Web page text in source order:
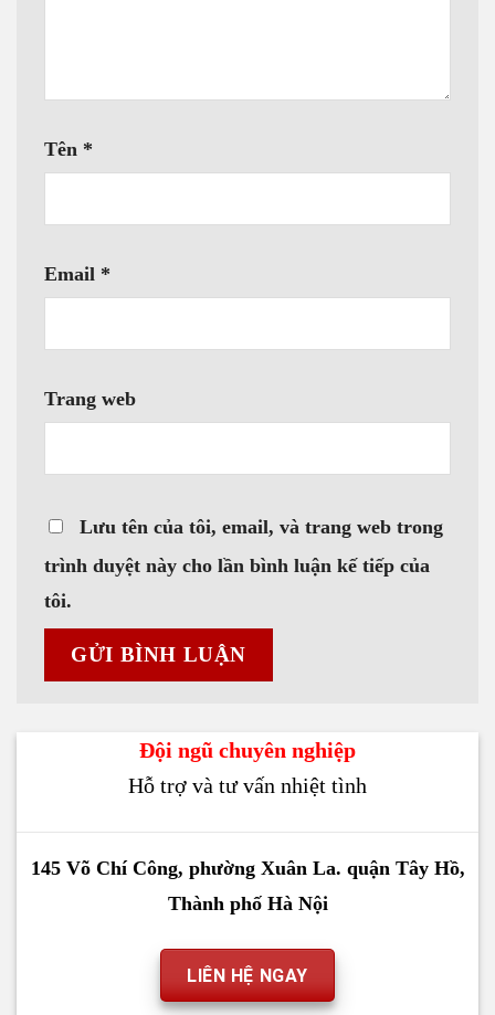
Tên *
Email *
Trang web
Lưu tên của tôi, email, và trang web trong
trình duyệt này cho lần bình luận kế tiếp của
tôi.
Đội ngũ chuyên nghiệp
Hỗ trợ và tư vấn nhiệt tình
145 Võ Chí Công, phường Xuân La. quận Tây Hồ,
Thành phố Hà Nội
LIÊN HỆ NGAY